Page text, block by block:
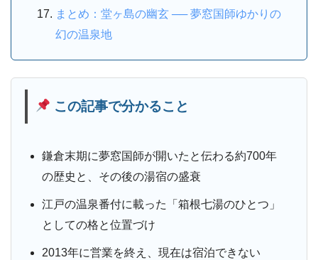
まとめ：堂ヶ島の幽玄 ── 夢窓国師ゆかりの
幻の温泉地
この記事で分かること
鎌倉末期に夢窓国師が開いたと伝わる約700年
の歴史と、その後の湯宿の盛衰
江戸の温泉番付に載った「箱根七湯のひとつ」
としての格と位置づけ
2013年に営業を終え、現在は宿泊できない